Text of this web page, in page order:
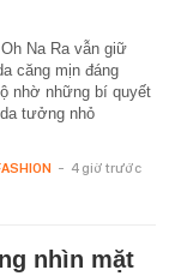
Na Ra vẫn giữ
căng mịn đáng
nhờ những bí quyết
tưởng nhỏ
- 4 giờ trước
nhìn mặt